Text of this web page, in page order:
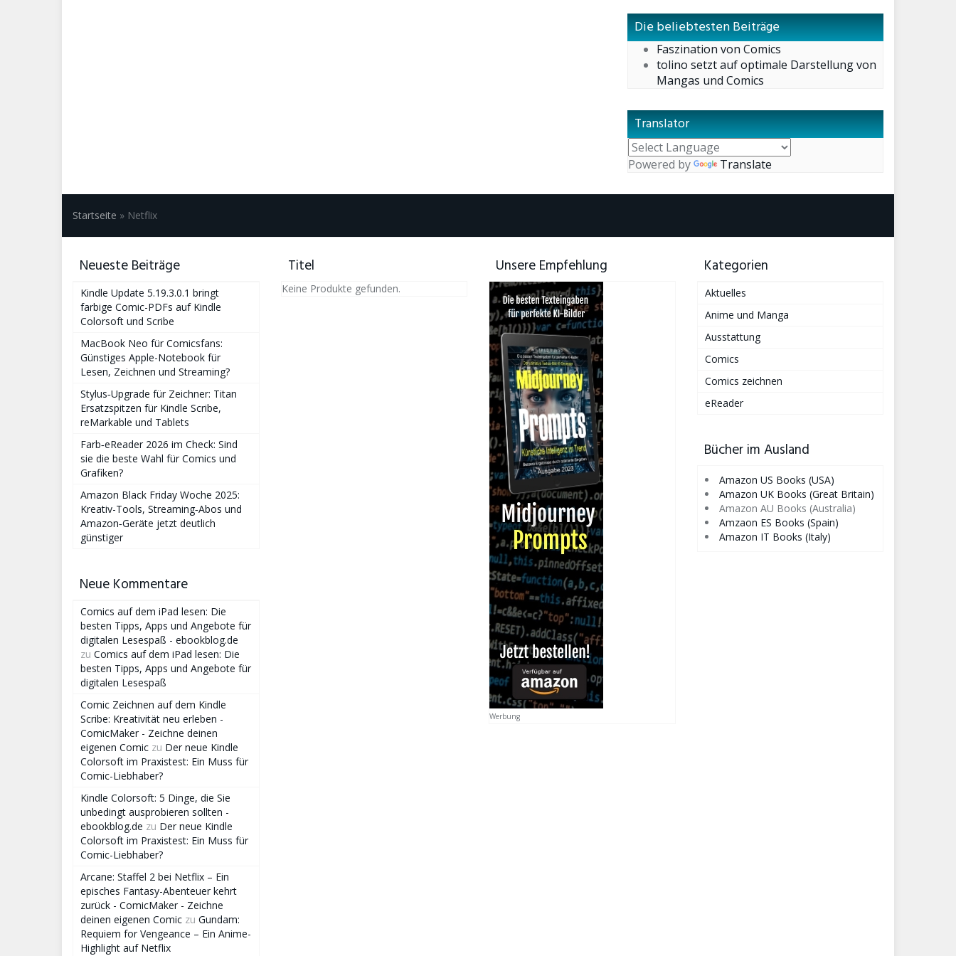
Die beliebtesten Beiträge
Faszination von Comics
tolino setzt auf optimale Darstellung von
Mangas und Comics
Translator
Powered by Translate
Startseite » Netflix
Neueste Beiträge
Kindle Update 5.19.3.0.1 bringt
farbige Comic-PDFs auf Kindle
Colorsoft und Scribe
MacBook Neo für Comicsfans:
Günstiges Apple-Notebook für
Lesen, Zeichnen und Streaming?
Stylus‑Upgrade für Zeichner: Titan
Ersatzspitzen für Kindle Scribe,
reMarkable und Tablets
Farb‑eReader 2026 im Check: Sind
sie die beste Wahl für Comics und
Grafiken?
Amazon Black Friday Woche 2025:
Kreativ-Tools, Streaming‑Abos und
Amazon‑Geräte jetzt deutlich
günstiger
Neue Kommentare
Comics auf dem iPad lesen: Die
besten Tipps, Apps und Angebote für
digitalen Lesespaß - ebookblog.de
zu Comics auf dem iPad lesen: Die
besten Tipps, Apps und Angebote für
digitalen Lesespaß
Comic Zeichnen auf dem Kindle
Scribe: Kreativität neu erleben -
ComicMaker - Zeichne deinen
eigenen Comic zu Der neue Kindle
Colorsoft im Praxistest: Ein Muss für
Comic-Liebhaber?
Kindle Colorsoft: 5 Dinge, die Sie
unbedingt ausprobieren sollten -
ebookblog.de zu Der neue Kindle
Colorsoft im Praxistest: Ein Muss für
Comic-Liebhaber?
Arcane: Staffel 2 bei Netflix – Ein
episches Fantasy-Abenteuer kehrt
zurück - ComicMaker - Zeichne
deinen eigenen Comic zu Gundam:
Requiem for Vengeance – Ein Anime-
Highlight auf Netflix
Titel
Keine Produkte gefunden.
Unsere Empfehlung
Werbung
Kategorien
Aktuelles
Anime und Manga
Ausstattung
Comics
Comics zeichnen
eReader
Bücher im Ausland
Amazon US Books (USA)
Amazon UK Books (Great Britain)
Amazon AU Books (Australia)
Amzaon ES Books (Spain)
Amazon IT Books (Italy)